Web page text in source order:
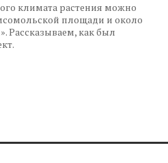
климата растения можно
площади и около
Рассказываем, как был